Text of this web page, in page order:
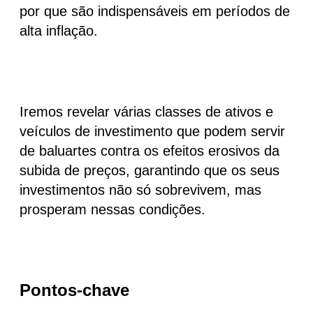
por que são indispensáveis em períodos de
alta inflação.
Iremos revelar várias classes de ativos e
veículos de investimento que podem servir
de baluartes contra os efeitos erosivos da
subida de preços, garantindo que os seus
investimentos não só sobrevivem, mas
prosperam nessas condições.
Pontos-chave